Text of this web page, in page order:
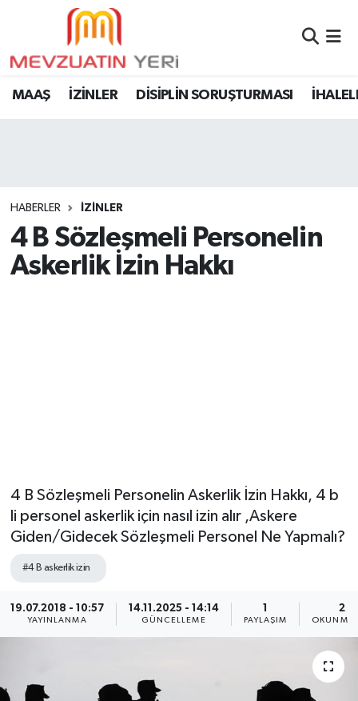
MAAŞ İZİNLER DİSİPLİN SORUŞTURMASI
HABERLER İZİNLER
4 B Sözleşmeli Personelin
Askerlik İzin Hakkı
4 B Sözleşmeli Personelin Askerlik İzin Hakkı, 4 b
li personel askerlik için nasıl izin alır ,Askere
Giden/Gidecek Sözleşmeli Personel Ne Yapmalı?
#4 B askerlik izin
19.07.2018 - 10:57
YAYINLANMA
14.11.2025 - 14:14
GÜNCELLEME
1
PAYLAŞIM
2
OKUNMA